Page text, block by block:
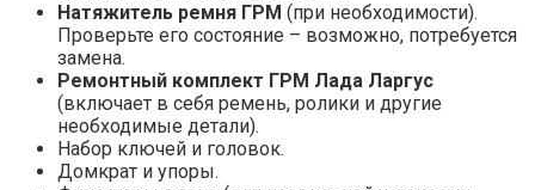
Натяжитель ремня ГРМ (при необходимости).
Проверьте его состояние – возможно, потребуется
замена.
Ремонтный комплект ГРМ Лада Ларгус
(включает в себя ремень, ролики и другие
необходимые детали).
Набор ключей и головок.
Домкрат и упоры.